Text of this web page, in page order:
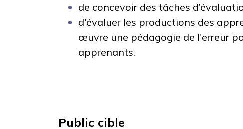
de concevoir des tâches
d'évaluer les productions des
œuvre une pédagogie de l'erreur
apprenants.
Public cible